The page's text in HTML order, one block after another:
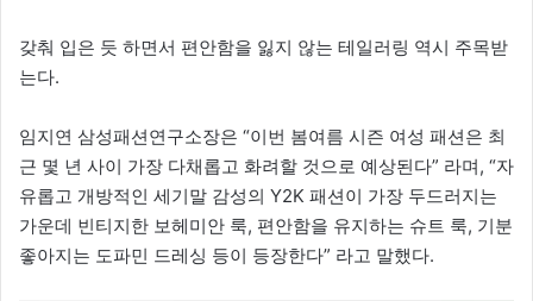
갖춰 입은 듯 하면서 편안함을 잃지 않는 테일러링 역시 주목받
는다.
임지연 삼성패션연구소장은 “이번 봄여름 시즌 여성 패션은 최
근 몇 년 사이 가장 다채롭고 화려할 것으로 예상된다” 라며, “자
유롭고 개방적인 세기말 감성의 Y2K 패션이 가장 두드러지는
가운데 빈티지한 보헤미안 룩, 편안함을 유지하는 슈트 룩, 기분
좋아지는 도파민 드레싱 등이 등장한다” 라고 말했다.